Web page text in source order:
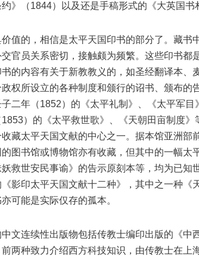
》（1844）以及还是手稿形式的《大英国书
值的，相信是太平天国印书的部分了。藏书
官员关系密切，接触颇为频繁。这些印书
的内容有关于新教教义的，如圣经翻译本
权所设立的各种制度和颁行的诏书、颁布的
子二年（1852）的《太平礼制》、《太平军
）的《太平救世歌》、《天朝田亩制度
藏太平天国文献的中心之一。据本馆亚洲部
图书馆或博物馆亦有收藏，但其中的一幅太
救世安民事谕》的告示原刻本等，均为已知
影印太平天国文献十二种》，其中之一种《
可能是实际仅存的孤本。
文连续性出版物包括传教士编印出版的《中
前两种致力介绍西方科技知识，由传教士在